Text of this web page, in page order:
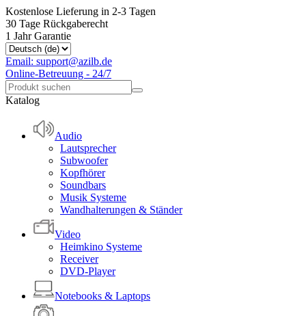
Kostenlose Lieferung in 2-3 Tagen
30 Tage Rückgaberecht
1 Jahr Garantie
Email: support@azilb.de
Online-Betreuung - 24/7
Katalog
Audio
Lautsprecher
Subwoofer
Kopfhörer
Soundbars
Musik Systeme
Wandhalterungen & Ständer
Video
Heimkino Systeme
Receiver
DVD-Player
Notebooks & Laptops